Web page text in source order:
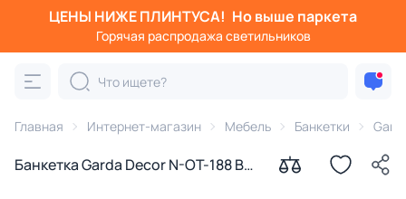
ЦЕНЫ НИЖЕ ПЛИНТУСА! Но выше паркета
Горячая распродажа светильников
Главная Интернет-магазин Мебель Банкетки
Банкетка Garda Decor N-OT-188 BD-